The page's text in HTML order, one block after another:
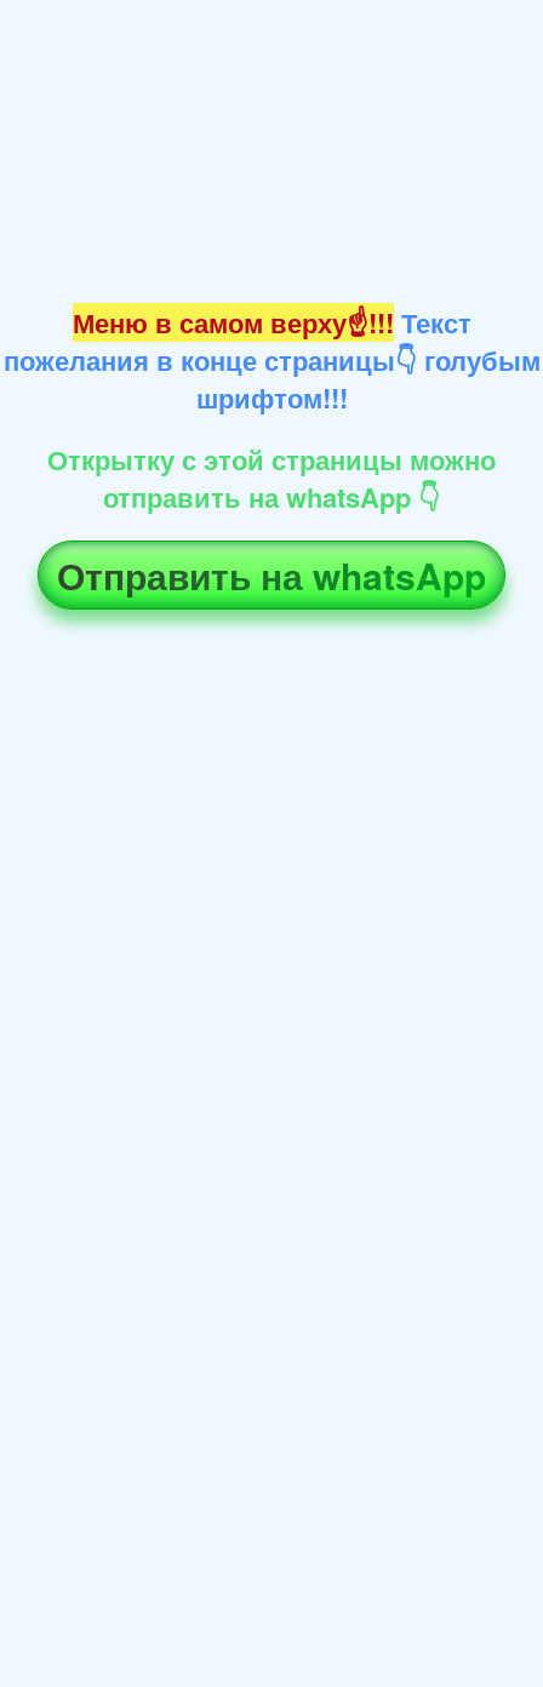
Меню в самом верху☝!!! Текст
пожелания в конце страницы👇 голубым
шрифтом!!!
Открытку с этой страницы можно
отправить на whatsApp 👇
Отправить на whatsApp